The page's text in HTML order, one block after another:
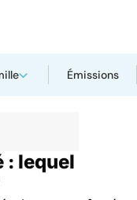
Émissions
: lequel